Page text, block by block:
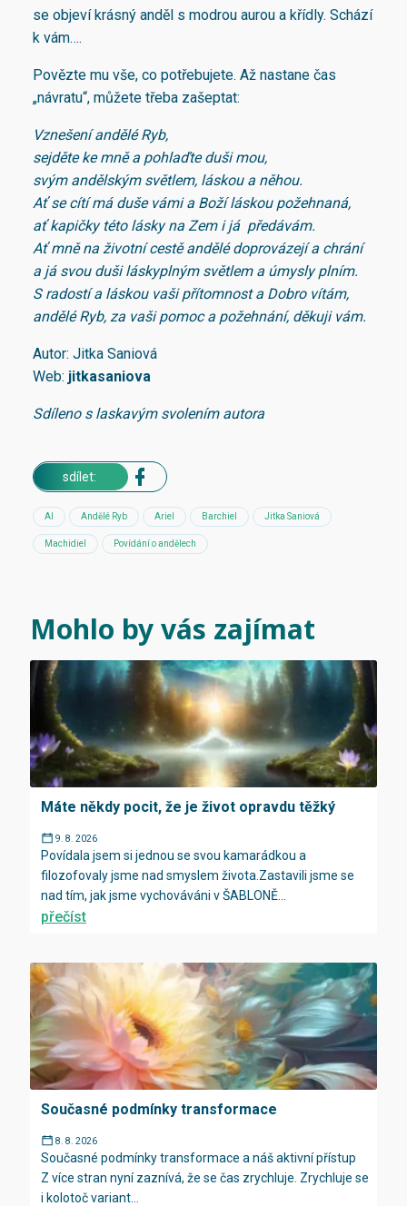
se objeví krásný anděl s modrou aurou a křídly. Schází
k vám….
Povězte mu vše, co potřebujete. Až nastane čas
„návratu“, můžete třeba zašeptat:
Vznešení andělé Ryb,
sejděte ke mně a pohlaďte duši mou,
svým andělským světlem, láskou a něhou.
Ať se cítí má duše vámi a Boží láskou požehnaná,
ať kapičky této lásky na Zem i já předávám.
Ať mně na životní cestě andělé doprovázejí a chrání
a já svou duši láskyplným světlem a úmysly plním.
S radostí a láskou vaši přítomnost a Dobro vítám,
andělé Ryb, za vaši pomoc a požehnání, děkuji vám.
Autor: Jitka Saniová
Web: jitkasaniova
Sdíleno s laskavým svolením autora
sdílet:
AI Andělé Ryb Ariel Barchiel Jitka Saniová
Machidiel Povídání o andělech
Mohlo by vás zajímat
Máte někdy pocit, že je život opravdu těžký
9. 8. 2026
Povídala jsem si jednou se svou kamarádkou a
filozofovaly jsme nad smyslem života.Zastavili jsme se
nad tím, jak jsme vychováváni v ŠABLONĚ...
přečíst
Současné podmínky transformace
8. 8. 2026
Současné podmínky transformace a náš aktivní přístup
Z více stran nyní zaznívá, že se čas zrychluje. Zrychluje se
i kolotoč variant...